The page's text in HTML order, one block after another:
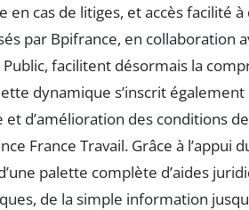
en cas de litiges, et accès facilité
par Bpifrance, en collaboration
Public, facilitent désormais la
dynamique s’inscrit
et d’amélioration des conditions
France Travail. Grâce à l’appui
palette complète d’aides
de la simple information